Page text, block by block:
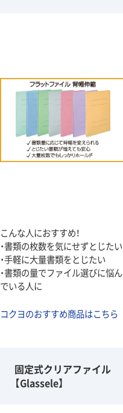
こんな人におすすめ！
・書類の枚数を気にせずとじたい
・手軽に大量書類をとじたい
・書類の量でファイル選びに悩ん
でいる人に
コクヨのおすすめ商品はこちら
固定式クリアファイル
【Glassele】